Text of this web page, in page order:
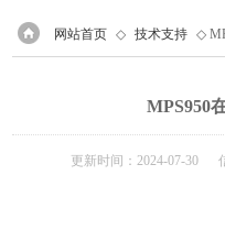
网站首页 ◇ 技术支持 ◇
MPS950
更新时间：2024-07-30